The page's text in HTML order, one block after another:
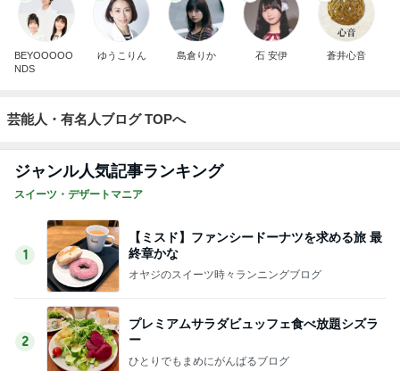
BEYOOOOO
NDS
ゆうこりん 島倉りか 石 安伊 蒼井心音
芸能人・有名人ブログ TOPへ
ジャンル人気記事ランキング
スイーツ・デザートマニア
1
【ミスド】ファンシードーナツを求める旅 最
終章かな
オヤジのスイーツ時々ランニングブログ
2
プレミアムサラダビュッフェ食べ放題シズラ
ー
ひとりでもまめにがんばるブログ